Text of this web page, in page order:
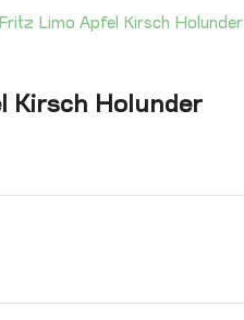
Fritz Limo Apfel Kirsch Holunder
Kirsch Holunder